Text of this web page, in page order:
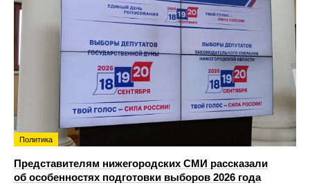
Политика
Представителям нижегородских СМИ рассказали
об особенностях подготовки выборов 2026 года